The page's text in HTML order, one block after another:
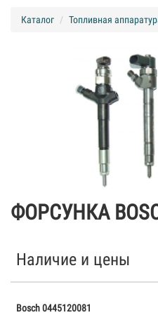
Каталог Топливная
ФОРСУНКА
Наличие и цены
Bosch 0445120081